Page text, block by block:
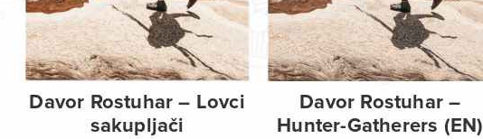
Davor Rostuhar – Lovci
sakupljači
Davor Rostuhar –
Hunter-Gatherers (EN)